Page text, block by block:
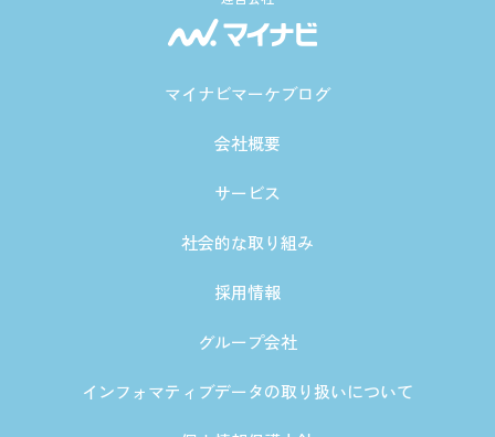
マイナビマーケブログ
会社概要
サービス
社会的な取り組み
採用情報
グループ会社
インフォマティブデータの取り扱いについて